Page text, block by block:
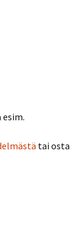
tai osta